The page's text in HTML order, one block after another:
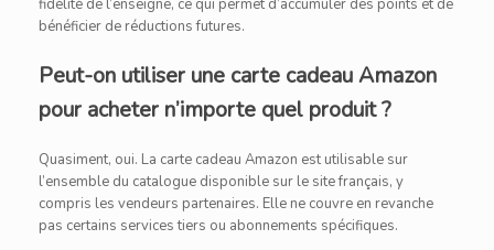
fidélité de l’enseigne, ce qui permet d’accumuler des points et de
bénéficier de réductions futures.
Peut-on utiliser une carte cadeau Amazon
pour acheter n’importe quel produit ?
Quasiment, oui. La carte cadeau Amazon est utilisable sur
l’ensemble du catalogue disponible sur le site français, y
compris les vendeurs partenaires. Elle ne couvre en revanche
pas certains services tiers ou abonnements spécifiques.